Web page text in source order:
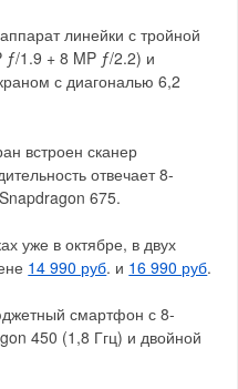
линейки с тройной
1.9 + 8 MP ƒ/2.2) и
с диагональю 6,2
встроен сканер
отвечает 8-
675.
уже в октябре, в двух
14 990 руб. и 16 990 руб.
смартфон с 8-
450 (1,8 Ггц) и двойной